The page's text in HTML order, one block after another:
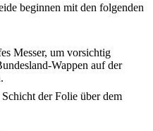
beginnen mit den folgenden
Messer, um vorsichtig
Wappen auf der
der Folie über dem